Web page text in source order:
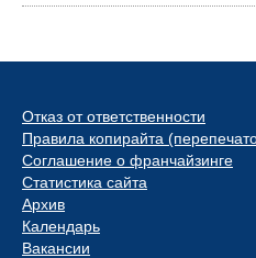
Отказ от ответственности
Правила копирайта
Соглашение о франчайзинге
Статистика сайта
Архив
Календарь
Вакансии